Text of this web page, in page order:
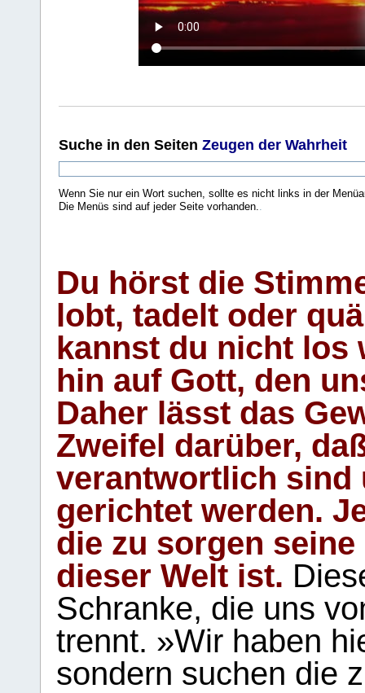
Suche in den Seiten Zeugen der Wahrheit
Wenn Sie nur ein Wort suchen, sollte es nicht links in der
Die Menüs sind auf jeder Seite vorhanden..
Du hörst die
lobt, tadelt oder
kannst du nicht los
hin auf Gott, den
Daher lässt das
Zweifel darüber,
verantwortlich sind
gerichtet werden.
die zu sorgen
dieser Welt ist.
Schranke, die uns
trennt. »Wir haben
sondern suchen die